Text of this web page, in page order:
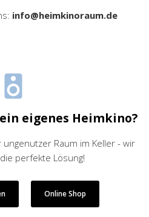
info@heimkinoraum.de
eigenes Heimkino?
Raum im Keller - wir
perfekte Lösung!
Online Shop